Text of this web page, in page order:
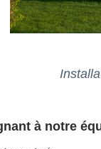
à notre